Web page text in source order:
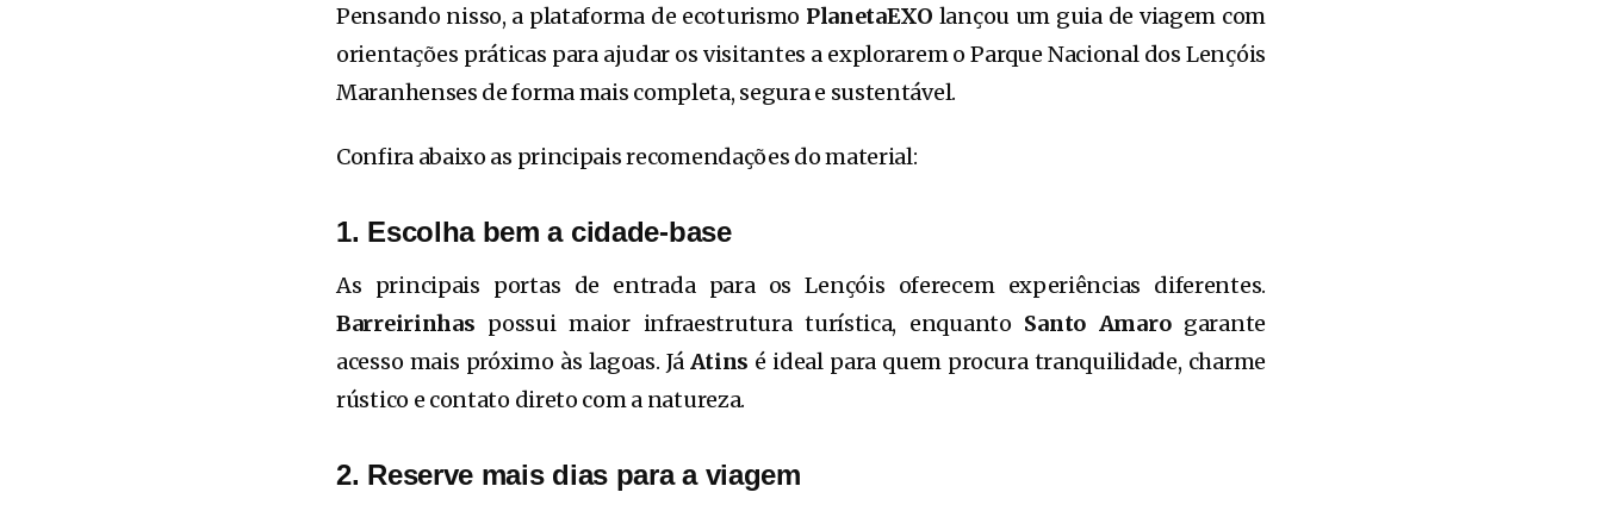
Pensando nisso, a plataforma de ecoturismo PlanetaEXO lançou um guia de viagem com
orientações práticas para ajudar os visitantes a explorarem o Parque Nacional dos Lençóis
Maranhenses de forma mais completa, segura e sustentável.
Confira abaixo as principais recomendações do material:
1. Escolha bem a cidade-base
As principais portas de entrada para os Lençóis oferecem experiências diferentes.
Barreirinhas possui maior infraestrutura turística, enquanto Santo Amarogarante
acesso mais próximo às lagoas. Já Atins é ideal para quem procura tranquilidade, charme
rústico e contato direto com a natureza.
2. Reserve mais dias para a viagem